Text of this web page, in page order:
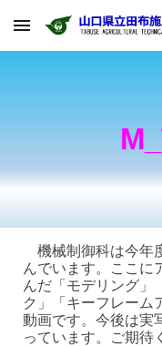
Skip to main content
M_
機械制御科は今年
んでいます。ここに
んだ「モデリング」
ク」「キーフレーム
動画です。今後は実
っています。ご期待